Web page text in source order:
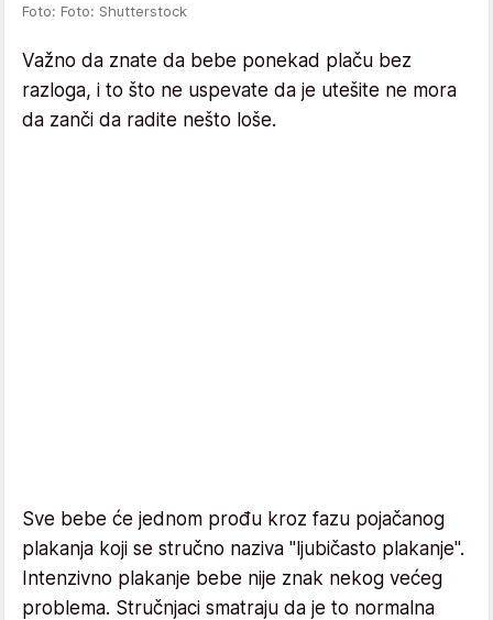
Foto: Foto: Shutterstock
Važno da znate da bebe ponekad plaču bez
razloga, i to što ne uspevate da je utešite ne mora
da zanči da radite nešto loše.
Sve bebe će jednom prođu kroz fazu pojačanog
plakanja koji se stručno naziva "ljubičasto plakanje".
Intenzivno plakanje bebe nije znak nekog većeg
problema. Stručnjaci smatraju da je to normalna